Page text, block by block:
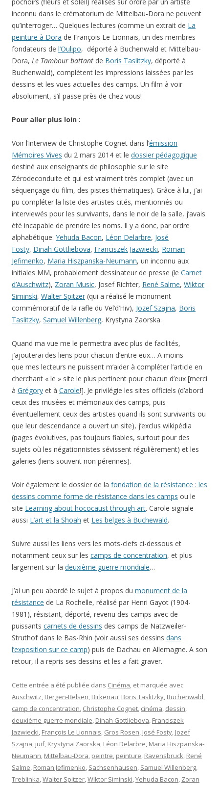
inconnu dans le crématorium de Mittelbau-Dora ne peuvent
qu’interroger… Quelques lectures (comme un extrait de La
peinture à Dora de François Le Lionnais, un des membres
fondateurs de l’Oulipo, déporté à Buchenwald et Mittelbau-
Dora, Le Tambour battant de Boris Taslitzky, déporté à
Buchenwald), complètent les impressions laissées par les
dessins et les vues actuelles des camps. Un film à voir
absolument, s’il passe près de chez vous!
Pour aller plus loin :
Voir l’interview de Christophe Cognet dans l’émission
Mémoires Vives du 2 mars 2014 et le dossier pédagogique
destiné aux enseignants de philosophie sur le site
Zérodeconduite et qui est vraiment très complet (avec un
séquençage du film, des pistes thématiques). Grâce à lui, j’ai
pu compléter la liste des artistes cités, mentionnés ou
interviewés pour les survivants, dans le noir de la salle, j’avais
été incapable de prendre les noms. Il y a donc, par ordre
alphabétique: Yehuda Bacon, Léon Delarbre, José
Fosty, Dinah Gottliebova, Franciszek Jazwiecki, Roman
Jefimenko, Maria Hiszpanska-Neumann, un inconnu aux
initiales MM, probablement dessinateur de presse (le Carnet
d’Auschwitz), Zoran Music, Josef Richter, René Salme, Wiktor
Siminski, Walter Spitzer (qui a réalisé le monument
commémoratif de la rafle du Vel’d’Hiv), Jozef Szajna, Boris
Taslitzky, Samuel Willenberg, Krystyna Zaorska.
Quand ma vue me le permettra avec plus de facilités,
j’ajouterai des liens pour chacun d’entre eux… A moins
que mes lecteurs ne puissent m’aider à compléter l’article en
cherchant « le » site le plus pertinent pour chacun d’eux [merci
à Grégory et à Carole!]. Je privilégie les sites officiels (d’abord
ceux des musées et mémoriaux des camps, puis
éventuellement ceux des artistes quand ils sont survivants ou
que leur descendance a ouvert un site), j’exclus wikipédia
(pages évolutives, pas toujours fiables, surtout pour des
sujets où les négationnistes sévissent régulièrement) et les
galeries (liens souvent non pérennes).
Voir également le dossier de la fondation de la résistance : les
dessins comme forme de résistance dans les camps ou le
site Learning about hococaust through art. Carole signale
aussi L’art et la Shoah et Les belges à Buchewald.
Suivre aussi les liens vers les mots-clefs ci-dessous et
notamment ceux sur les camps de concentration, et plus
largement sur la deuxième guerre mondiale…
J’ai un peu abordé le sujet à propos du monument de la
résistance de La Rochelle, réalisé par Henri Gayot (1904-
1981), résistant, déporté, revenu des camps avec de
puissants carnets de dessins des camps de Natzweiler-
Struthof dans le Bas-Rhin (voir aussi ses dessins dans
l’exposition sur ce camp) puis de Dachau en Allemagne. A son
retour, il a repris ses dessins et les a fait graver.
Cette entrée a été publiée dans Cinéma, et marquée avec
Auschwitz, Bergen-Belsen, Birkenau, Boris Taslitzky, Buchenwald,
camp de concentration, Christophe Cognet, cinéma, dessin,
deuxième guerre mondiale, Dinah Gottliebova, Franciszek
Jazwiecki, François Le Lionnais, Gros Rosen, José Fosty, Jozef
Szajna, juif, Krystyna Zaorska, Léon Delarbre, Maria Hiszpanska-
Neumann, Mittelbau-Dora, peintre, peinture, Ravensbruck, René
Salme, Roman Jefimenko, Sachsenhausen, Samuel Willenberg,
Treblinka,Walter Spitzer,Wiktor Siminski,Yehuda Bacon, Zoran